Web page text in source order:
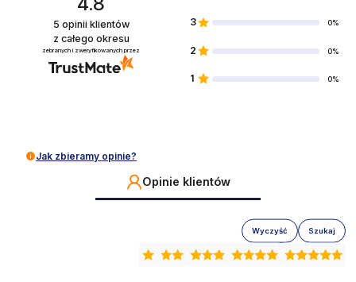
5 opinii klientów
z całego okresu
zebranych i zweryfikowanych przez
3 0%
2 0%
1 0%
Jak zbieramy opinie?
Opinie klientów
Wyczyść Szukaj